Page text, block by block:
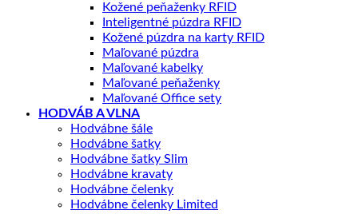
Kožené peňaženky RFID
Inteligentné púzdra RFID
Kožené púzdra na karty RFID
Maľované púzdra
Maľované kabelky
Maľované peňaženky
Maľované Office sety
HODVÁB A VLNA
Hodvábne šále
Hodvábne šatky
Hodvábne šatky Slim
Hodvábne kravaty
Hodvábne čelenky
Hodvábne čelenky Limited